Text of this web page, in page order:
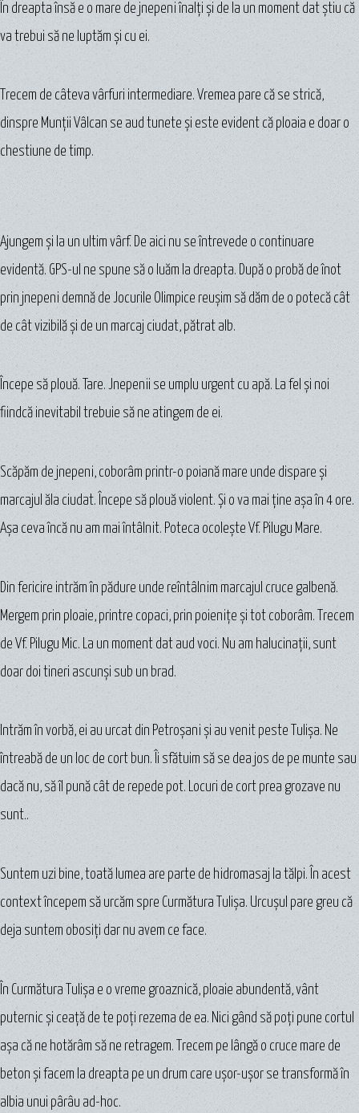
În dreapta însă e o mare de jnepeni înalţi şi de la un moment dat ştiu că
va trebui să ne luptăm şi cu ei.
Trecem de câteva vârfuri intermediare. Vremea pare că se strică,
dinspre Munţii Vâlcan se aud tunete şi este evident că ploaia e doar o
chestiune de timp.
Ajungem şi la un ultim vârf. De aici nu se întrevede o continuare
evidentă. GPS-ul ne spune să o luăm la dreapta. După o probă de înot
prin jnepeni demnă de Jocurile Olimpice reuşim să dăm de o potecă cât
de cât vizibilă şi de un marcaj ciudat, pătrat alb.
Începe să plouă. Tare. Jnepenii se umplu urgent cu apă. La fel şi noi
fiindcă inevitabil trebuie să ne atingem de ei.
Scăpăm de jnepeni, coborâm printr-o poiană mare unde dispare şi
marcajul ăla ciudat. Începe să plouă violent. Şi o va mai ţine aşa în 4 ore.
Aşa ceva încă nu am mai întâlnit. Poteca ocoleşte Vf. Pilugu Mare.
Din fericire intrăm în pădure unde reîntâlnim marcajul cruce galbenă.
Mergem prin ploaie, printre copaci, prin poieniţe şi tot coborâm. Trecem
de Vf. Pilugu Mic. La un moment dat aud voci. Nu am halucinaţii, sunt
doar doi tineri ascunşi sub un brad.
Intrăm în vorbă, ei au urcat din Petroşani şi au venit peste Tulișa. Ne
întreabă de un loc de cort bun. Îi sfătuim să se dea jos de pe munte sau
dacă nu, să îl pună cât de repede pot. Locuri de cort prea grozave nu
sunt..
Suntem uzi bine, toată lumea are parte de hidromasaj la tălpi. În acest
context începem să urcăm spre Curmătura Tulișa. Urcuşul pare greu că
deja suntem obosiţi dar nu avem ce face.
În Curmătura Tulișa e o vreme groaznică, ploaie abundentă, vânt
puternic şi ceață de te poţi rezema de ea. Nici gând să poţi pune cortul
aşa că ne hotărâm să ne retragem. Trecem pe lângă o cruce mare de
beton şi facem la dreapta pe un drum care ușor-ușor se transformă în
albia unui pârâu ad-hoc.